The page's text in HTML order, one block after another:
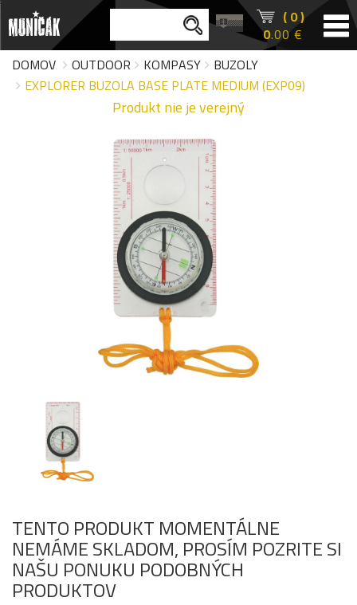
( 0 )
0.00 €
DOMOV
OUTDOOR KOMPASY
BUZOLY
EXPLORER BUZOLA BASE PLATE MEDIUM (EXP09)
Produkt nie je verejný
TENTO PRODUKT MOMENTÁLNE
NEMÁME SKLADOM, PROSÍM POZRITE SI
NAŠU PONUKU PODOBNÝCH
PRODUKTOV